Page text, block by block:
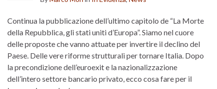
Continua la pubblicazione dell’ultimo capitolo de “La Morte
della Repubblica, gli stati uniti d’Europa”. Siamo nel cuore
delle proposte che vanno attuate per invertire il declino del
Paese. Delle vere riforme strutturali per tornare Italia. Dopo
la precondizione dell’euroexit e la nazionalizzazione
dell’intero settore bancario privato, ecco cosa fare per il